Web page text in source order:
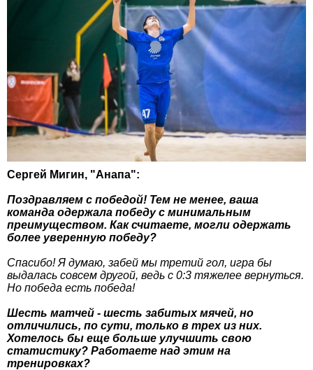
Сергей Мигин, "Анапа":
Поздравляем с победой! Тем не менее, ваша
команда одержала победу с минимальным
преимуществом. Как считаете, могли одержать
более уверенную победу?
Спасибо! Я думаю, забей мы третий гол, игра бы
выдалась совсем другой, ведь с 0:3 тяжелее вернуться.
Но победа есть победа!
Шесть матчей - шесть забитых мячей, но
отличились, по сути, только в трех из них.
Хотелось бы еще больше улучшить свою
статистику? Работаете над этим на
тренировках?